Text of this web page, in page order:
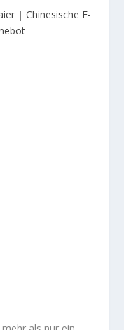
| Chinesische E-